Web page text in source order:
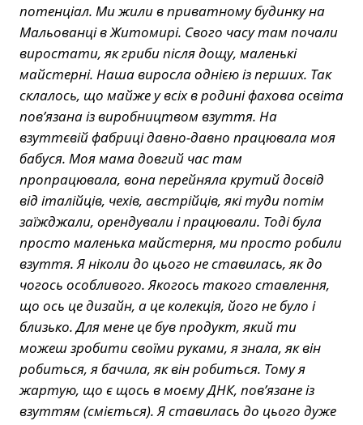
потенціал. Ми жили в приватному будинку на
Мальованці в Житомирі. Свого часу там почали
виростати, як гриби після дощу, маленькі
майстерні. Наша виросла однією із перших. Так
склалось, що майже у всіх в родині фахова освіта
пов’язана із виробництвом взуття. На
взуттєвій фабриці давно-давно працювала моя
бабуся. Моя мама довгий час там
пропрацювала, вона перейняла крутий досвід
від італійців, чехів, австрійців, які туди потім
заїжджали, орендували і працювали. Тоді була
просто маленька майстерня, ми просто робили
взуття. Я ніколи до цього не ставилась, як до
чогось особливого. Якогось такого ставлення,
що ось це дизайн, а це колекція, його не було і
близько. Для мене це був продукт, який ти
можеш зробити своїми руками, я знала, як він
робиться, я бачила, як він робиться. Тому я
жартую, що є щось в моєму ДНК, пов’язане із
взуттям (сміється). Я ставилась до цього дуже